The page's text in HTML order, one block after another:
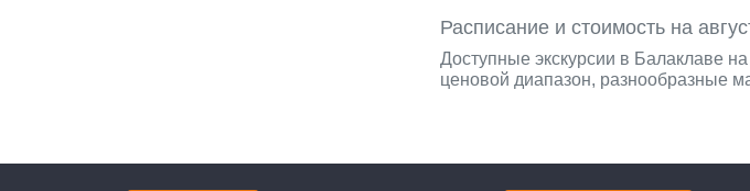
Расписание и стоимость на
Доступные экскурсии в Балаклаве
ценовой диапазон, разнообразные